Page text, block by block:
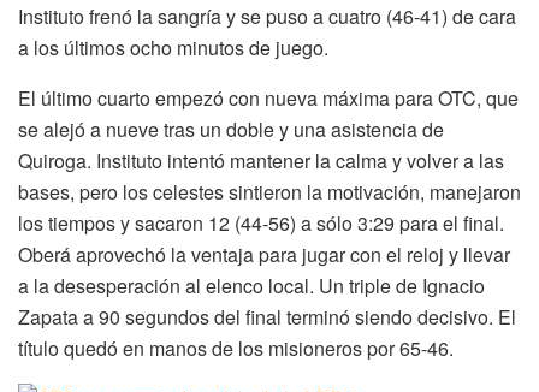
Instituto frenó la sangría y se puso a cuatro (46-41) de cara
a los últimos ocho minutos de juego.
El último cuarto empezó con nueva máxima para OTC, que
se alejó a nueve tras un doble y una asistencia de
Quiroga. Instituto intentó mantener la calma y volver a las
bases, pero los celestes sintieron la motivación, manejaron
los tiempos y sacaron 12 (44-56) a sólo 3:29 para el final.
Oberá aprovechó la ventaja para jugar con el reloj y llevar
a la desesperación al elenco local. Un triple de Ignacio
Zapata a 90 segundos del final terminó siendo decisivo. El
título quedó en manos de los misioneros por 65-46.